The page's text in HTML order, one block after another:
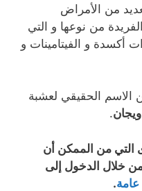
من الأمراض
من نوعها و التي
أكسدة و الفيتامينات و
الاسم الحقيقي لعشبة
ويجان.
التي من الممكن أن
من خلال الدخول إلى
.